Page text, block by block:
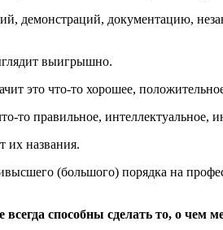
демонстраций, документацию,
выигрышно.
это что-то хорошее,
то правильное, интеллектуальное,
их названия.
(большого) порядка на
способны сделать то, о чем